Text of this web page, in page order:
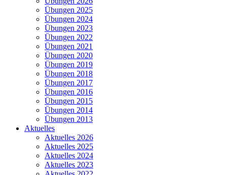
Übungen 2025
Übungen 2024
Übungen 2023
Übungen 2022
Übungen 2021
Übungen 2020
Übungen 2019
Übungen 2018
Übungen 2017
Übungen 2016
Übungen 2015
Übungen 2014
Übungen 2013
Aktuelles
Aktuelles 2026
Aktuelles 2025
Aktuelles 2024
Aktuelles 2023